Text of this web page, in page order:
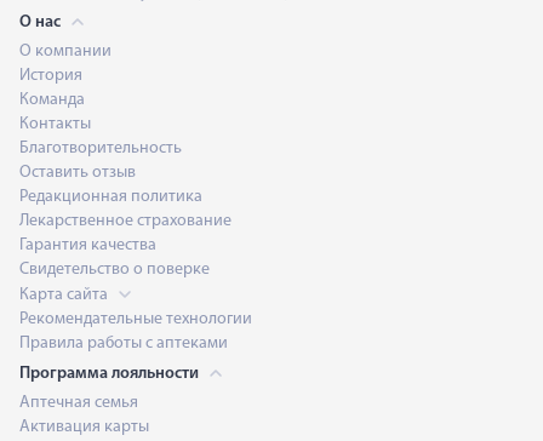
О нас
О компании
История
Команда
Контакты
Благотворительность
Оставить отзыв
Редакционная политика
Лекарственное страхование
Гарантия качества
Свидетельство о поверке
Карта сайта
Рекомендательные технологии
Правила работы с аптеками
Программа лояльности
Аптечная семья
Активация карты